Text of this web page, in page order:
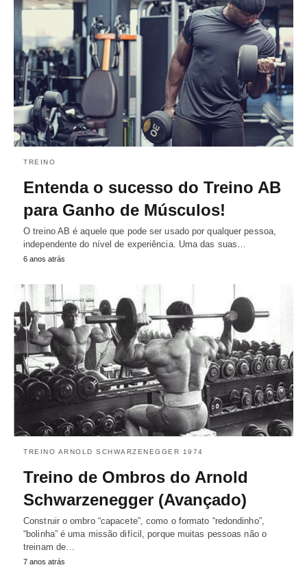
TREINO
Entenda o sucesso do Treino AB
para Ganho de Músculos!
O treino AB é aquele que pode ser usado por qualquer pessoa,
independente do nível de experiência. Uma das suas…
6 anos atrás
TREINO ARNOLD SCHWARZENEGGER 1974
Treino de Ombros do Arnold
Schwarzenegger (Avançado)
Construir o ombro “capacete”, como o formato “redondinho”,
“bolinha” é uma missão difícil, porque muitas pessoas não o
treinam de…
7 anos atrás